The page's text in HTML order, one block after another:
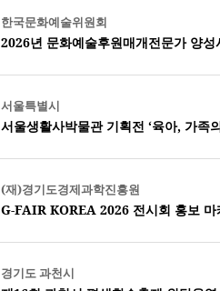
한국문화예술위원회
2026년 문화예술후원매개전문가 양성
서울특별시
서울생활사박물관 기획전 ‘육아, 가족
(재)경기도경제과학진흥원
G-FAIR KOREA 2026 전시회 홍보 마
경기도 과천시